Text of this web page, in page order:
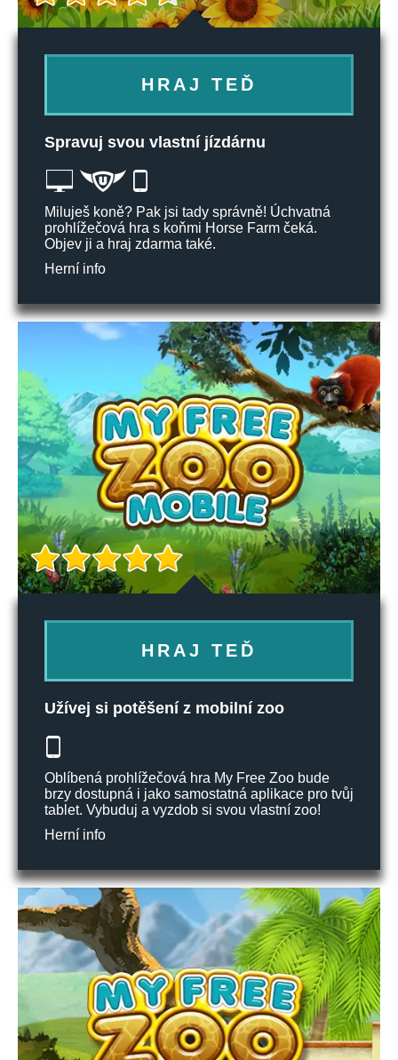
HRAJ TEĎ
Spravuj svou vlastní jízdárnu
Miluješ koně? Pak jsi tady správně! Úchvatná
prohlížečová hra s koňmi Horse Farm čeká.
Objev ji a hraj zdarma také.
Herní info
HRAJ TEĎ
Užívej si potěšení z mobilní zoo
Oblíbená prohlížečová hra My Free Zoo bude
brzy dostupná i jako samostatná aplikace pro tvůj
tablet. Vybuduj a vyzdob si svou vlastní zoo!
Herní info